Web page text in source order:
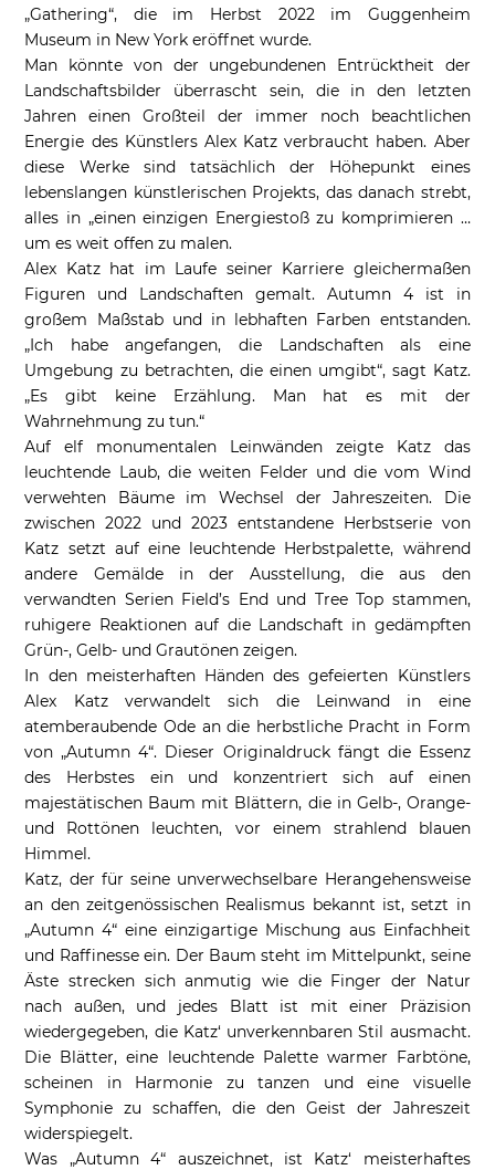
„Gathering“, die im Herbst 2022 im Guggenheim
Museum in New York eröffnet wurde.
Man könnte von der ungebundenen Entrücktheit der
Landschaftsbilder überrascht sein, die in den letzten
Jahren einen Großteil der immer noch beachtlichen
Energie des Künstlers Alex Katz verbraucht haben. Aber
diese Werke sind tatsächlich der Höhepunkt eines
lebenslangen künstlerischen Projekts, das danach strebt,
alles in „einen einzigen Energiestoß zu komprimieren …
um es weit offen zu malen.
Alex Katz hat im Laufe seiner Karriere gleichermaßen
Figuren und Landschaften gemalt. Autumn 4 ist in
großem Maßstab und in lebhaften Farben entstanden.
„Ich habe angefangen, die Landschaften als eine
Umgebung zu betrachten, die einen umgibt“, sagt Katz.
„Es gibt keine Erzählung. Man hat es mit der
Wahrnehmung zu tun.“
Auf elf monumentalen Leinwänden zeigte Katz das
leuchtende Laub, die weiten Felder und die vom Wind
verwehten Bäume im Wechsel der Jahreszeiten. Die
zwischen 2022 und 2023 entstandene Herbstserie von
Katz setzt auf eine leuchtende Herbstpalette, während
andere Gemälde in der Ausstellung, die aus den
verwandten Serien Field’s End und Tree Top stammen,
ruhigere Reaktionen auf die Landschaft in gedämpften
Grün-, Gelb- und Grautönen zeigen.
In den meisterhaften Händen des gefeierten Künstlers
Alex Katz verwandelt sich die Leinwand in eine
atemberaubende Ode an die herbstliche Pracht in Form
von „Autumn 4“. Dieser Originaldruck fängt die Essenz
des Herbstes ein und konzentriert sich auf einen
majestätischen Baum mit Blättern, die in Gelb-, Orange-
und Rottönen leuchten, vor einem strahlend blauen
Himmel.
Katz, der für seine unverwechselbare Herangehensweise
an den zeitgenössischen Realismus bekannt ist, setzt in
„Autumn 4“ eine einzigartige Mischung aus Einfachheit
und Raffinesse ein. Der Baum steht im Mittelpunkt, seine
Äste strecken sich anmutig wie die Finger der Natur
nach außen, und jedes Blatt ist mit einer Präzision
wiedergegeben, die Katz‘ unverkennbaren Stil ausmacht.
Die Blätter, eine leuchtende Palette warmer Farbtöne,
scheinen in Harmonie zu tanzen und eine visuelle
Symphonie zu schaffen, die den Geist der Jahreszeit
widerspiegelt.
Was „Autumn 4“ auszeichnet, ist Katz‘ meisterhaftes